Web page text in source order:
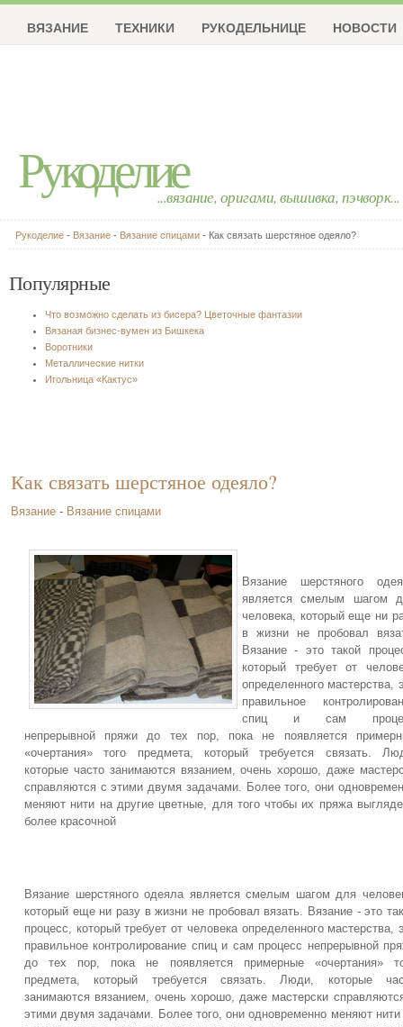
Рукоделие...вязание, оригами, вышивка, пэчворк...
ВЯЗАНИЕ ТЕХНИКИ РУКОДЕЛЬНИЦЕ НОВОСТИ
Рукоделие - Вязание - Вязание спицами - Как связать шерстяное одеяло?
Популярные
Что возможно сделать из бисера? Цветочные фантазии
Вязаная бизнес-вумен из Бишкека
Воротники
Металлические нитки
Игольница «Кактус»
Как связать шерстяное одеяло?
Вязание - Вязание спицами
Вязание шерстяного
является смелым шагом
человека, который еще ни
в жизни не пробовал
Вязание - это такой
который требует от
определенного мастерства,
правильное
спиц и сам
непрерывной пряжи до тех пор, пока не появляется
«очертания» того предмета, который требуется связать.
которые часто занимаются вязанием, очень хорошо, даже
справляются с этими двумя задачами. Более того, они
меняют нити на другие цветные, для того чтобы их пряжа
более красочной
Вязание шерстяного одеяла является смелым шагом для
который еще ни разу в жизни не пробовал вязать. Вязание - это
процесс, который требует от человека определенного мастерства,
правильное контролирование спиц и сам процесс непрерывной
до тех пор, пока не появляется примерные «очертания»
предмета, который требуется связать. Люди, которые
занимаются вязанием, очень хорошо, даже мастерски
этими двумя задачами. Более того, они одновременно меняют нити